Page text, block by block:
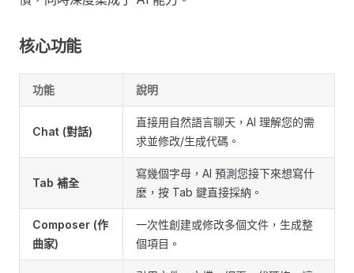
核心功能
功能 說明
Chat (對話)
直接用自然語言聊天，AI 理解您的需
求並修改/生成代碼。
Tab 補全
寫幾個字母，AI 預測您接下來想寫什
麼，按 Tab 鍵直接採納。
Composer (作
曲家)
一次性創建或修改多個文件，生成整
個項目。